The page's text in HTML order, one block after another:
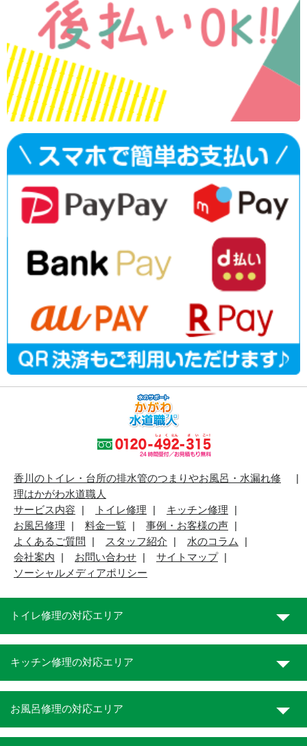
香川のトイレ・台所の排水管のつまりやお風呂・水漏れ修
理はかがわ水道職人
サービス内容
トイレ修理
キッチン修理
お風呂修理
料金一覧
事例・お客様の声
よくあるご質問
スタッフ紹介
水のコラム
会社案内
お問い合わせ
サイトマップ
ソーシャルメディアポリシー
トイレ修理の対応エリア
キッチン修理の対応エリア
お風呂修理の対応エリア